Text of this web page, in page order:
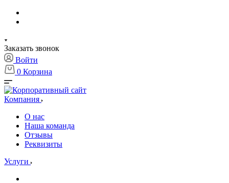
Заказать звонок
Войти
0 Корзина
Компания
О нас
Наша команда
Отзывы
Реквизиты
Услуги